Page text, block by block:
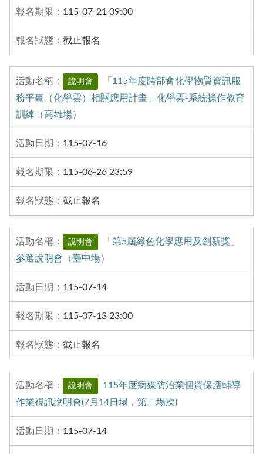
115-07-21 09:00
截止報名
說明會
「115年度跨部會化學物質資訊服
務平臺（化學雲）相關應⽤計畫」化學雲-系統操作教育
訓練（高雄場）
115-07-16
115-06-26 23:59
截止報名
說明會
「第5屆綠色化學應用及創新獎」
參選說明會（臺中場）
115-07-14
115-07-13 23:00
截止報名
說明會
115年度病媒防治業個資保護輔導
作業視訊說明會(7月14日場，第二場次)
115-07-14